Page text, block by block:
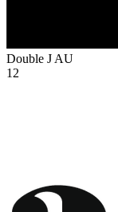
Double J AU
12